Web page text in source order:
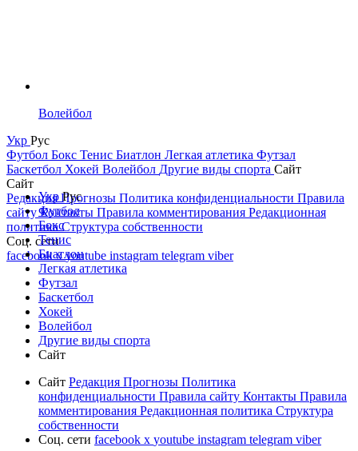
Волейбол
Укр Рус
Футбол Бокс Тенис Биатлон Легкая атлетика Футзал
Баскетбол Хокей Волейбол Другие виды спорта Сайт
Сайт
РедакцияПрогнозы Политика конфиденциальности Правила
сайтуКонтакты Правила комментирования Редакционная
политикаСтруктура собственности
Соц. сети
facebookxyoutube instagram telegram viber
УкрРус
Футбол
Бокс
Тенис
Биатлон
Легкая атлетика
Футзал
Баскетбол
Хокей
Волейбол
Другие виды спорта
Сайт
Сайт Редакция Прогнозы Политика
конфиденциальности Правила сайту Контакты Правила
комментирования Редакционная политика Структура
собственности
Соц. сети facebook x youtube instagram telegram viber